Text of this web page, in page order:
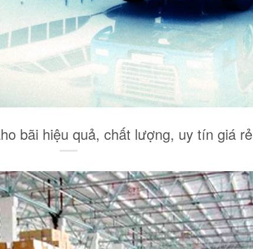
bãi hiệu quả, chất lượng, uy tín giá rẻ